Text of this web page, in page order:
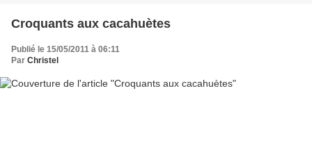
Croquants aux cacahuètes
Publié le 15/05/2011 à 06:11
Par Christel